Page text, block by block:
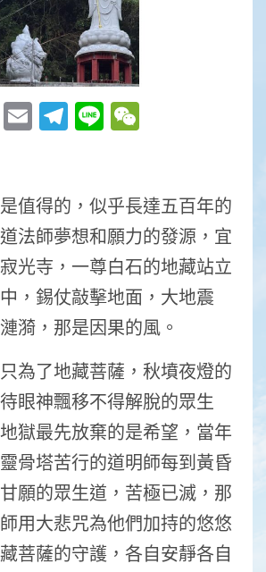
Twitter
EmailTelegram
Line
值得的，似乎長達五百年的
法師夢想和願力的發源，宜
光寺，一尊白石的地藏站立
，錫仗敲擊地面，大地震
漪，那是因果的風。
為了地藏菩薩，秋墳夜燈的
眼神飄移不得解脫的眾生
獄最先放棄的是希望，當年
骨塔苦行的道明師每到黃昏
願的眾生道，苦極已滅，那
用大悲咒為他們加持的悠悠
菩薩的守護，各自安靜各自